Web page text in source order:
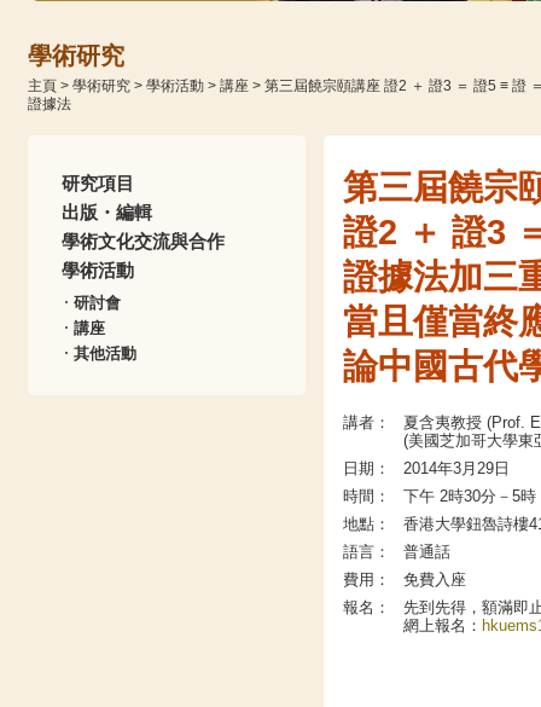
學術研究
主頁> 學術研究> 學術活動> 講座> 第三屆饒宗頤講座 證2 ＋ 證3 ＝ 證5 ≡ 證
證據法
研究項目
出版・編輯
學術文化交流與合作
學術活動
研討會
講座
其他活動
第三屆饒宗
證2 ＋ 證3
證據法加三
當且僅當終
論中國古代
講者：
夏含夷教授 (Prof.
(美國芝加哥大學東
日期：
2014年3月29日
時間：
下午 2時30分－5時
地點：
香港大學鈕魯詩樓
語言：
普通話
費用：
免費入座
報名：
先到先得，額滿即
網上報名：